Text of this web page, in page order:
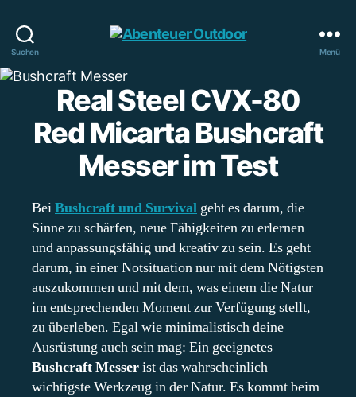
Suchen Menü
Real Steel CVX-80
Red Micarta Bushcraft
Messer im Test
BeiBushcraft und Survival geht es darum, die
Sinne zu schärfen, neue Fähigkeiten zu erlernen
und anpassungsfähig und kreativ zu sein. Es geht
darum, in einer Notsituation nur mit dem Nötigsten
auszukommen und mit dem, was einem die Natur
im entsprechenden Moment zur Verfügung stellt,
zu überleben. Egal wie minimalistisch deine
Ausrüstung auch sein mag: Ein geeignetes
Bushcraft Messerist das wahrscheinlich
wichtigste Werkzeug in der Natur. Es kommt beim